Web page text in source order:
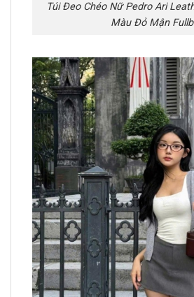
Túi Đeo Chéo Nữ Pedro Ari
Màu Đỏ Mận